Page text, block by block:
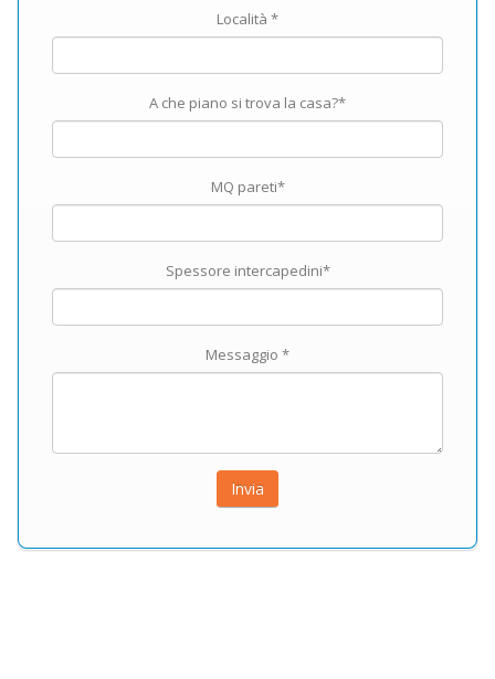
Località *
A che piano si trova la casa?*
MQ pareti*
Spessore intercapedini*
Messaggio *